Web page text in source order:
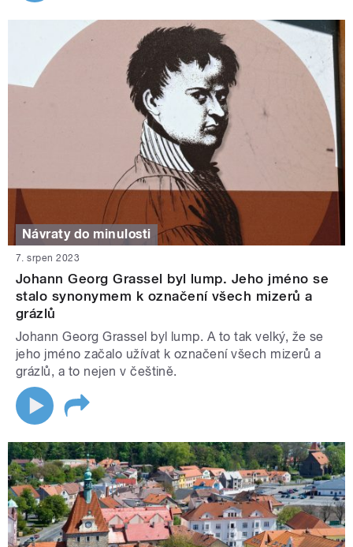
Návraty do minulosti
7. srpen 2023
Johann Georg Grassel byl lump. Jeho jméno se
stalo synonymem k označení všech mizerů a
grázlů
Johann Georg Grassel byl lump. A to tak velký, že se
jeho jméno začalo užívat k označení všech mizerů a
grázlů, a to nejen v češtině.